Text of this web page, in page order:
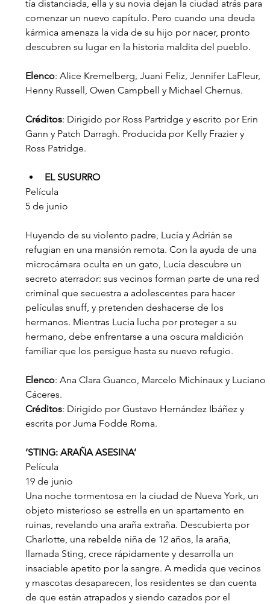
tía distanciada, ella y su novia dejan la ciudad atrás para
comenzar un nuevo capítulo. Pero cuando una deuda
kármica amenaza la vida de su hijo por nacer, pronto
descubren su lugar en la historia maldita del pueblo.
Elenco: Alice Kremelberg, Juani Feliz, Jennifer LaFleur,
Henny Russell, Owen Campbell y Michael Chernus.
Créditos: Dirigido por Ross Partridge y escrito por Erin
Gann y Patch Darragh. Producida por Kelly Frazier y
Ross Patridge.
EL SUSURRO
Película
5 de junio
Huyendo de su violento padre, Lucía y Adrián se
refugian en una mansión remota. Con la ayuda de una
microcámara oculta en un gato, Lucía descubre un
secreto aterrador: sus vecinos forman parte de una red
criminal que secuestra a adolescentes para hacer
películas snuff, y pretenden deshacerse de los
hermanos. Mientras Lucía lucha por proteger a su
hermano, debe enfrentarse a una oscura maldición
familiar que los persigue hasta su nuevo refugio.
Elenco: Ana Clara Guanco, Marcelo Michinaux y Luciano
Cáceres.
Créditos: Dirigido por Gustavo Hernández Ibáñez y
escrita por Juma Fodde Roma.
‘STING: ARAÑA ASESINA’
Película
19 de junio
Una noche tormentosa en la ciudad de Nueva York, un
objeto misterioso se estrella en un apartamento en
ruinas, revelando una araña extraña. Descubierta por
Charlotte, una rebelde niña de 12 años, la araña,
llamada Sting, crece rápidamente y desarrolla un
insaciable apetito por la sangre. A medida que vecinos
y mascotas desaparecen, los residentes se dan cuenta
de que están atrapados y siendo cazados por el